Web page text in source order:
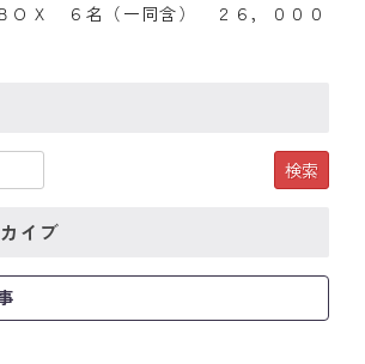
ＯＸ ６名（一同含） ２６，０００
イブ